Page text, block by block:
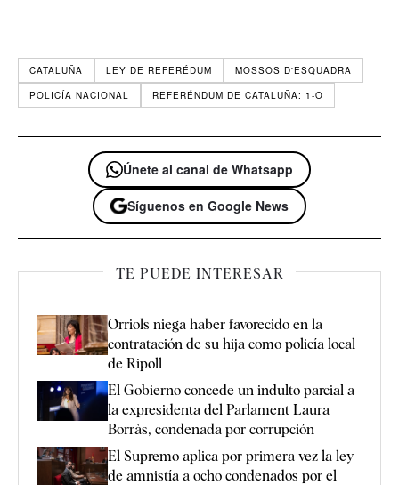
CATALUÑA LEY DE REFERÉDUM
MOSSOS D'ESQUADRA
POLICÍA NACIONAL
REFERÉNDUM DE CATALUÑA: 1-O
Únete al canal de Whatsapp
Síguenos en Google News
TE PUEDE INTERESAR
Orriols niega haber favorecido en la
contratación de su hija como policía local
de Ripoll
El Gobierno concede un indulto parcial a
la expresidenta del Parlament Laura
Borràs, condenada por corrupción
El Supremo aplica por primera vez la ley
de amnistía a ocho condenados por el